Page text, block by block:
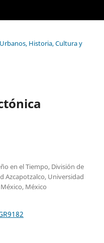
Historia, Cultura y
en el Tiempo, División de
Azcapotzalco, Universidad
México